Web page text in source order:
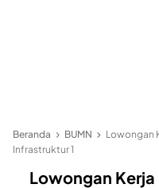
Beranda BUMN
Lowongan
Infrastruktur 1
Lowongan Kerja